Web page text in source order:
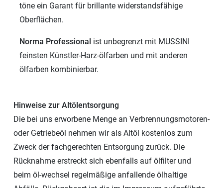
töne ein Garant für brillante widerstandsfähige
Oberflächen.
Norma Professional ist unbegrenzt mit MUSSINI
feinsten Künstler-Harz-ölfarben und mit anderen
ölfarben kombinierbar.
Hinweise zur Altölentsorgung
Die bei uns erworbene Menge an Verbrennungsmotoren-
oder Getriebeöl nehmen wir als Altöl kostenlos zum
Zweck der fachgerechten Entsorgung zurück. Die
Rücknahme erstreckt sich ebenfalls auf ölfilter und
beim öl-wechsel regelmäßige anfallende ölhaltige